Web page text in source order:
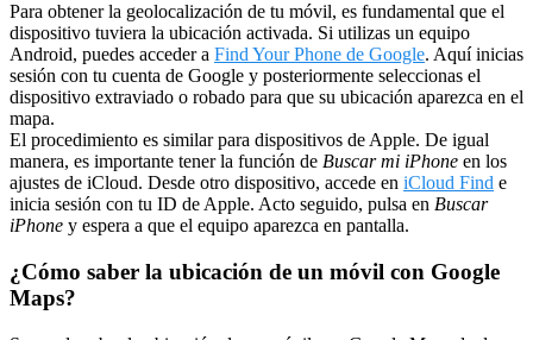
Para obtener la geolocalización de tu móvil, es fundamental que el
dispositivo tuviera la ubicación activada. Si utilizas un equipo
Android, puedes acceder a Find Your Phone de Google. Aquí inicias
sesión con tu cuenta de Google y posteriormente seleccionas el
dispositivo extraviado o robado para que su ubicación aparezca en el
mapa.
El procedimiento es similar para dispositivos de Apple. De igual
manera, es importante tener la función de Buscar mi iPhone en los
ajustes de iCloud. Desde otro dispositivo, accede en iCloud Find e
inicia sesión con tu ID de Apple. Acto seguido, pulsa en Buscar
iPhone y espera a que el equipo aparezca en pantalla.
¿Cómo saber la ubicación de un móvil con Google
Maps?